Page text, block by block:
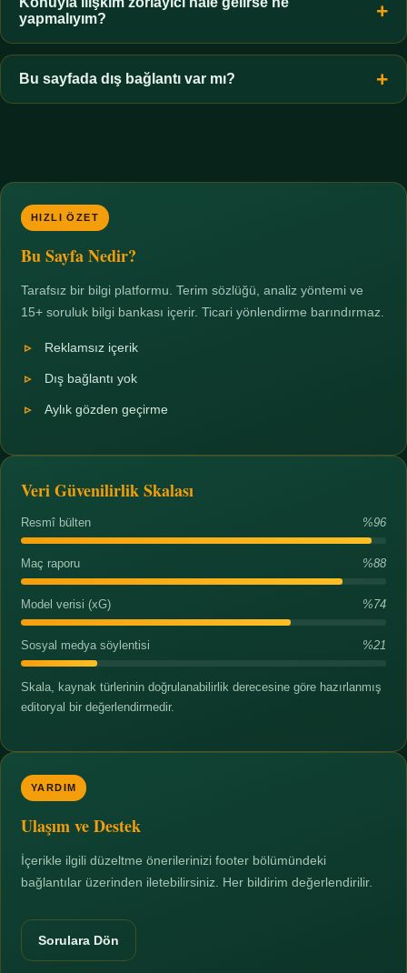
zorunluluktur.
yapmalıyım?
Zaman sınırı koyun, harcadığınız süreyi ölçün ve gerekirse
profesyonel destek alın. Türkiye'de ücretsiz danışma hatları
mevcuttur; yardım istemek güçlü bir adımdır.
Bu sayfada dış bağlantı var mı?
HIZLI ÖZET
Bu Sayfa Nedir?
Tarafsız bir bilgi platformu. Terim sözlüğü, analiz yöntemi ve
15+ soruluk bilgi bankası içerir. Ticari yönlendirme barındırmaz.
Reklamsız içerik
Dış bağlantı yok
Aylık gözden geçirme
Veri Güvenilirlik Skalası
Resmî bülten %96
Maç raporu %88
Model verisi (xG) %74
Sosyal medya söylentisi %21
Skala, kaynak türlerinin doğrulanabilirlik derecesine göre hazırlanmış
editoryal bir değerlendirmedir.
YARDIM
Ulaşım ve Destek
İçerikle ilgili düzeltme önerilerinizi footer bölümündeki
bağlantılar üzerinden iletebilirsiniz. Her bildirim değerlendirilir.
Sorulara Dön